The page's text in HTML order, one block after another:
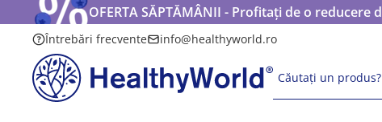
OFERTA SĂPTĂMÂNII - Profitați de o
Întrebări frecvente info@healthyworld.ro
Căutați un